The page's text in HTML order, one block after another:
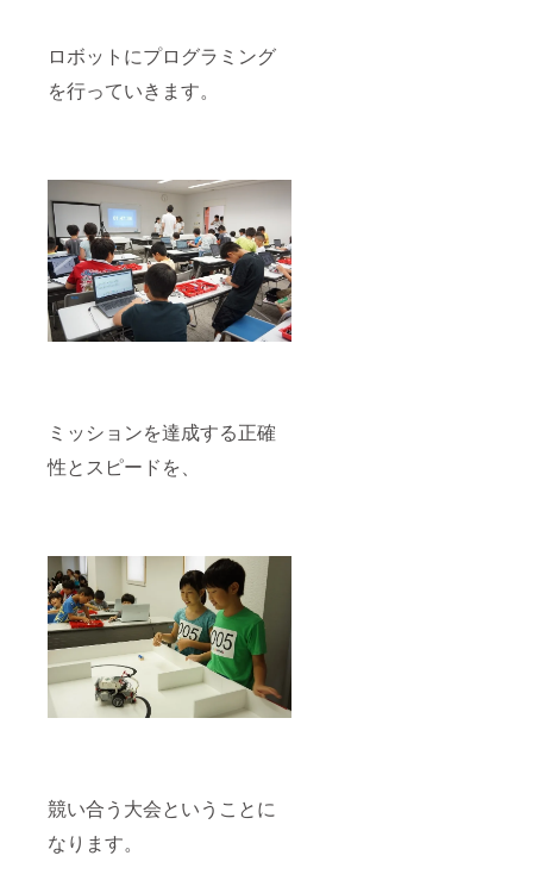
ロボットにプログラミング
を行っていきます。
ミッションを達成する正確
性とスピードを、
競い合う大会ということに
なります。